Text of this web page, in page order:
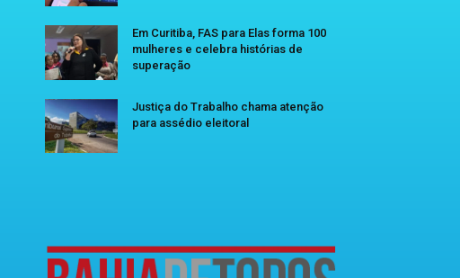
Em Curitiba, FAS para Elas forma 100
mulheres e celebra histórias de
superação
Justiça do Trabalho chama atenção
para assédio eleitoral